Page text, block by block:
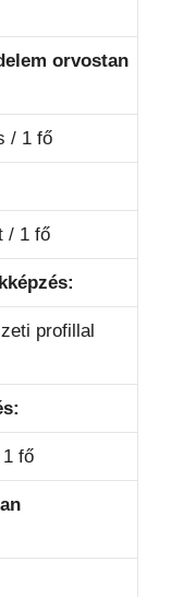
orvostan
/ 1 fő
/ 1 fő
profillal
fő